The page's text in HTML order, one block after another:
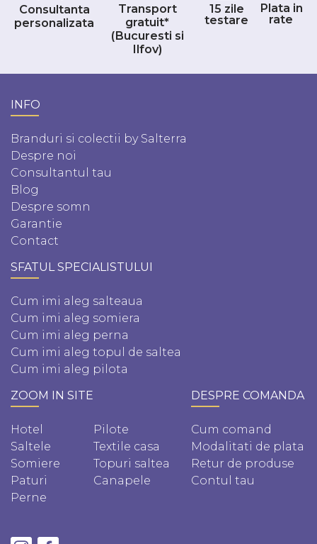
Consultanta
personalizata
Transport
gratuit*
(Bucuresti si
Ilfov)
15 zile
testare
Plata in
rate
INFO
Branduri si colectii by Salterra
Despre noi
Consultantul tau
Blog
Despre somn
Garantie
Contact
SFATUL SPECIALISTULUI
Cum imi aleg salteaua
Cum imi aleg somiera
Cum imi aleg perna
Cum imi aleg topul de saltea
Cum imi aleg pilota
ZOOM IN SITE
Hotel
Saltele
Somiere
Paturi
Perne
Pilote
Textile casa
Topuri saltea
Canapele
DESPRE COMANDA
Cum comand
Modalitati de plata
Retur de produse
Contul tau